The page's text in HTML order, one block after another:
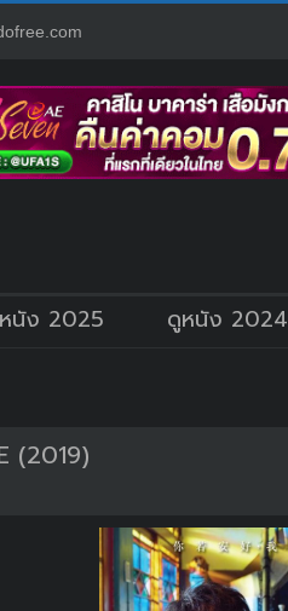
นัง 2025 ดูหนัง 2024
(2019)